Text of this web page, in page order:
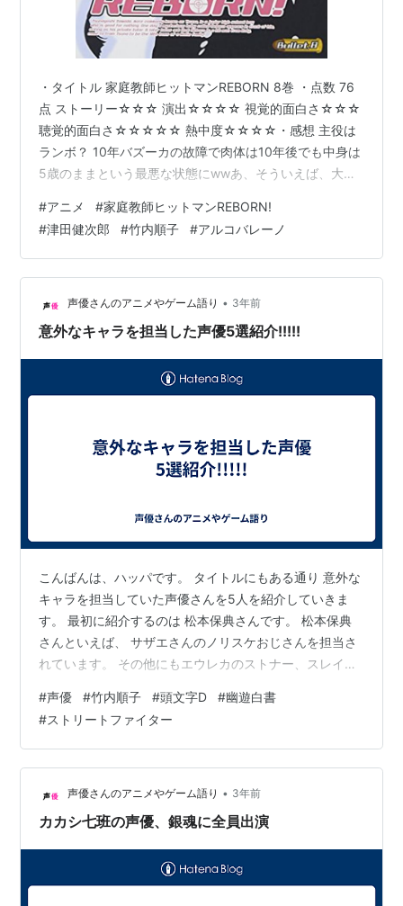
・タイトル 家庭教師ヒットマンREBORN 8巻 ・点数 76
点 ストーリー☆☆☆ 演出☆☆☆☆ 視覚的面白さ☆☆☆
聴覚的面白さ☆☆☆☆☆ 熱中度☆☆☆☆・感想 主役は
ランボ？ 10年バズーカの故障で肉体は10年後でも中身は
5歳のままという最悪な状態にwwあ、そういえば、大人
したが、ツナ達は中学生なので普通に大人ランボのが年
上でした。申し訳ないです。ツダケンさんの5歳ランボは
ただのアホだけど、竹内順子さんの大人ランボのクール
イケメンな感じが好きすぎるww それが分からんとは、
黒川さんもまだまだだね。同世代はガキだし、子供は蕁
麻疹出る程嫌いな…
#アニメ #家庭教師ヒットマンREBORN!
#津田健次郎 #竹内順子 #アルコバレーノ
声優さんのアニメやゲーム語り • 3年前
意外なキャラを担当した声優5選紹介!!!!!
こんばんは、ハッパです。 タイトルにもある通り 意外な
キャラを担当していた声優さんを5人を紹介していきま
す。 最初に紹介するのは 松本保典さんです。 松本保典
さんといえば、 サザエさんのノリスケおじさんを担当さ
れています。 その他にもエウレカのストナー、スレイヤ
松本保典さんが担当したのは がんばれゴエモンシリーズ
のゴエモン、 イニDのステージ2から登場する秋山渉で
す！ ゴエモンはでろでろ以降の作品から声を担当されて
います。 松本保典さんはMFゴーストでも秋山渉を担当さ
れています。 ノリスケおじさんがゴエモンや秋山渉と声
が同じとは皆さん知って…
#声優 #竹内順子 #頭文字D #幽遊白書
#ストリートファイター
声優さんのアニメやゲーム語り • 3年前
カカシ七班の声優、銀魂に全員出演